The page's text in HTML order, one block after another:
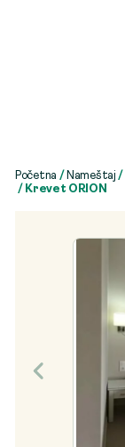
Početna / Nameštaj /
/ Krevet ORION